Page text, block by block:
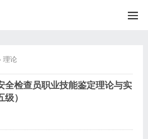
理论
全检查员职业技能鉴定理论与实
级）